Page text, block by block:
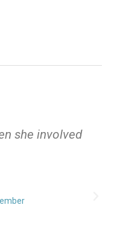
she involved